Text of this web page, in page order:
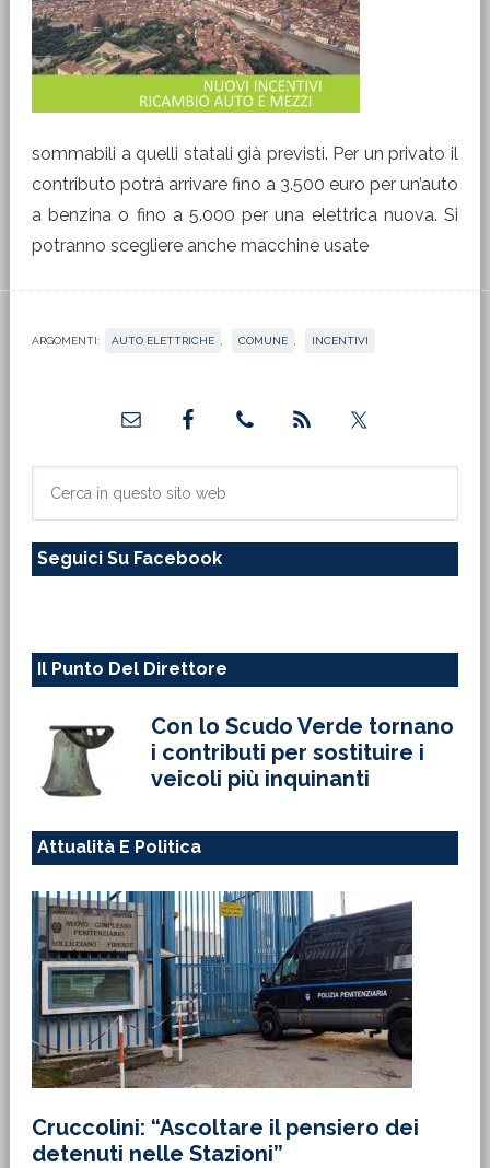
sommabili a quelli statali già previsti. Per un privato il
contributo potrà arrivare fino a 3.500 euro per un’auto
a benzina o fino a 5.000 per una elettrica nuova. Si
potranno scegliere anche macchine usate
ARGOMENTI: AUTO ELETTRICHE COMUNE INCENTIVI
primaria
sito
Seguici Su Facebook
Il Punto Del Direttore
Con lo Scudo Verde tornano
i contributi per sostituire i
veicoli più inquinanti
Attualità E Politica
Cruccolini: “Ascoltare il pensiero dei
detenuti nelle Stazioni”